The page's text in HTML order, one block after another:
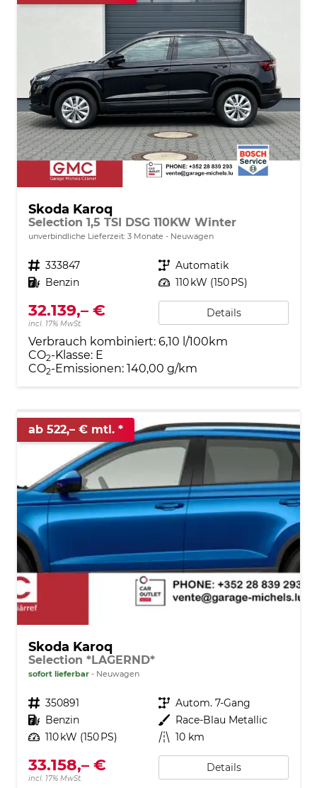
Skoda Karoq
Selection 1,5 TSI DSG 110KW Winter
unverbindliche Lieferzeit: 3 Monate Neuwagen
Fahrzeugnr. 333847 Getriebe Automatik
Kraftstoff Benzin Leistung 110 kW (150 PS)
32.139,– €
incl. 17% MwSt.
Details
Verbrauch kombiniert: 6,10 l/100km
CO2-Klasse: E
CO2-Emissionen: 140,00 g/km
ab 522,– € mtl.
Skoda Karoq
Selection *LAGERND*
sofort lieferbar Neuwagen
Fahrzeugnr. 350891 Getriebe Autom. 7-Gang
Kraftstoff Benzin Außenfarbe Race-Blau Metallic
Leistung 110 kW (150 PS) Kilometerstand 10 km
33.158,– €
incl. 17% MwSt.
Details